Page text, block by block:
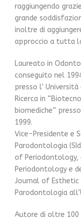
raggiungendo
grande
inoltre di
approccio a tutta
Laureato in
conseguito nel
presso l’
Ricerca in
biomediche”
1999.
Vice-Presidente e
Parodontologia
of Periodontology,
Periodontology e
Journal of Esthetic
Parodontologia
Autore di oltre 100